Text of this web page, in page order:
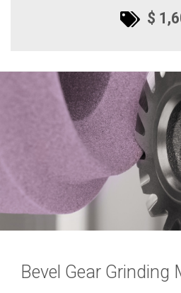
$
Bevel Gear Grinding